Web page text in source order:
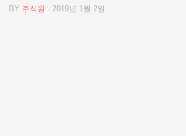
BY 주식왕 · 2019년 1월 2일